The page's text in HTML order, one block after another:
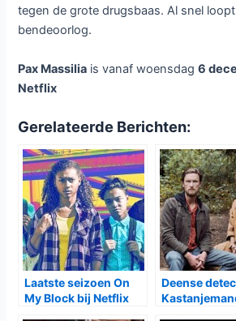
tegen de grote drugsbaas. Al snel
bendeoorlog.
Pax Massilia is vanaf woensdag6
Netflix
Gerelateerde Berichten:
Laatste seizoen On
My Block bij Netflix
Deense